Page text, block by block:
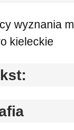
wyznania
kieleckie